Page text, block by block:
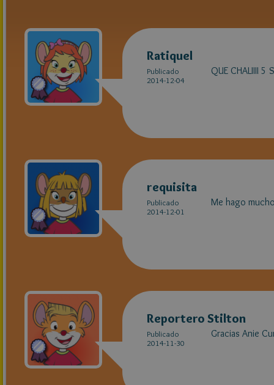
Ratiquel
Publicado
2014-12-04
QUE CHALIIII 5
requisita
Publicado
2014-12-01
Me hago
Reportero Stilton
Publicado
2014-11-30
Gracias Anie